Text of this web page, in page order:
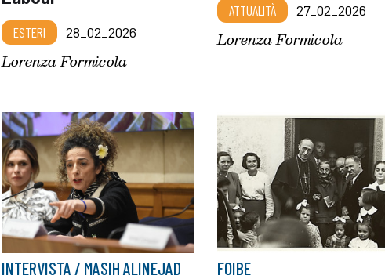
ESTERI 28_02_2026
Lorenza Formicola
ATTUALITÀ 27_02_2026
Lorenza Formicola
INTERVISTA / MASIH ALINEJAD FOIBE